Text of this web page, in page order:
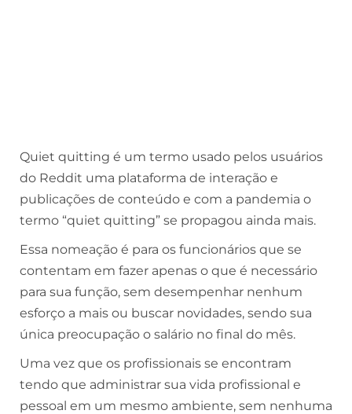
Quiet quitting é um termo usado pelos usuários
do Reddit uma plataforma de interação e
publicações de conteúdo e com a pandemia o
termo “quiet quitting” se propagou ainda mais.
Essa nomeação é para os funcionários que se
contentam em fazer apenas o que é necessário
para sua função, sem desempenhar nenhum
esforço a mais ou buscar novidades, sendo sua
única preocupação o salário no final do mês.
Uma vez que os profissionais se encontram
tendo que administrar sua vida profissional e
pessoal em um mesmo ambiente, sem nenhuma